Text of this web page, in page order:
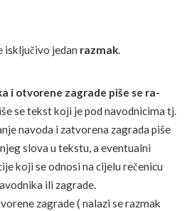
is­ključivo je­dan ra­zmak.
i o­tvo­re­ne za­gra­de piše se ra­
se tekst koji je pod navodnicima tj.
na­vo­da i za­tvo­re­na za­gra­da piše
slo­va u tekstu, a eventualni
koji se odnosi na cijelu rečenicu
ili zagrade.
zagrade ( nalazi se razmak